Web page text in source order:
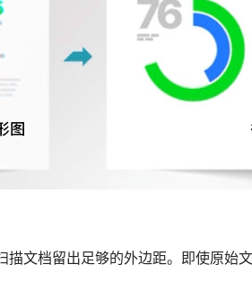
文档留出足够的外边距。即使原始